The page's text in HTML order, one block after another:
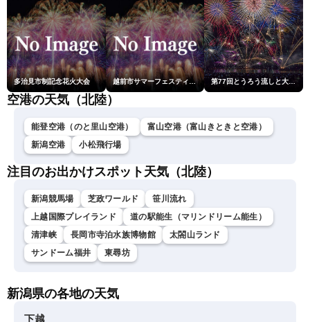
多治見市制記念花火大会 越前市サマーフェスティバル花火大会
空港の天気（北陸）
能登空港（のと里山空港）
富山空港（富山きときと空港）
新潟空港
小松飛行場
注目のお出かけスポット天気（北陸）
新潟競馬場 芝政ワールド
笹川流れ
上越国際プレイランド
道の駅能生（マリンドリーム能生）
清津峡
長岡市寺泊水族博物館
太閤山ランド
サンドーム福井
東尋坊
新潟県の各地の天気
下越